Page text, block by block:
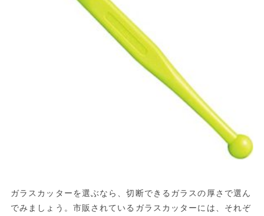
ガラスカッターを選ぶなら、切断できるガラスの厚さで選ん
でみましょう。市販されているガラスカッターには、それぞ